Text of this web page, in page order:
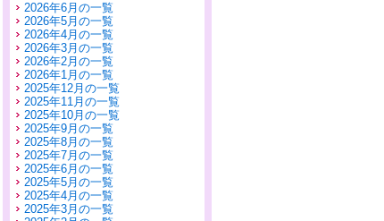
2026年6月の一覧
2026年5月の一覧
2026年4月の一覧
2026年3月の一覧
2026年2月の一覧
2026年1月の一覧
2025年12月の一覧
2025年11月の一覧
2025年10月の一覧
2025年9月の一覧
2025年8月の一覧
2025年7月の一覧
2025年6月の一覧
2025年5月の一覧
2025年4月の一覧
2025年3月の一覧